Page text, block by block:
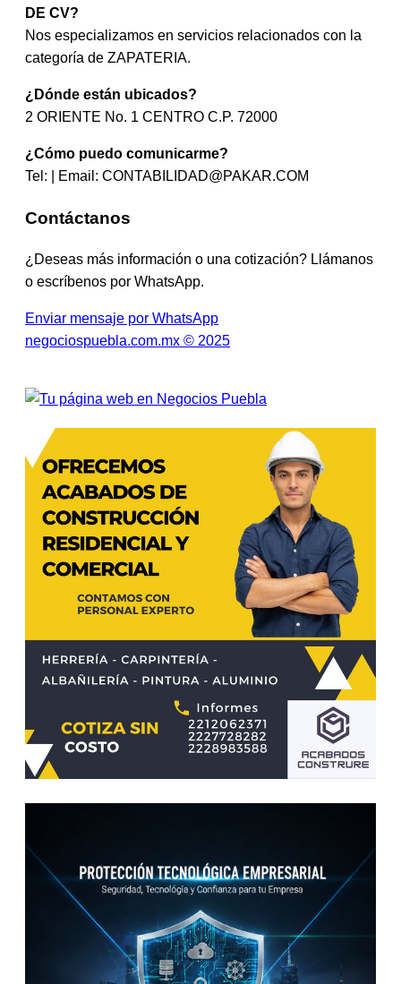
DE CV?
Nos especializamos en servicios relacionados con la
categoría de ZAPATERIA.
¿Dónde están ubicados?
2 ORIENTE No. 1 CENTRO C.P. 72000
¿Cómo puedo comunicarme?
Tel: | Email: CONTABILIDAD@PAKAR.COM
Contáctanos
¿Deseas más información o una cotización? Llámanos
o escríbenos por WhatsApp.
Enviar mensaje por WhatsApp
negociospuebla.com.mx © 2025